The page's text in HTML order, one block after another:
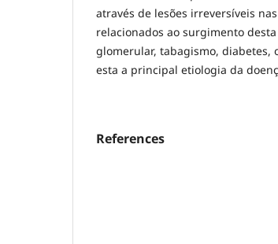
através de lesões irreversíveis
relacionados ao surgimento
glomerular, tabagismo, diabetes,
esta a principal etiologia da
References